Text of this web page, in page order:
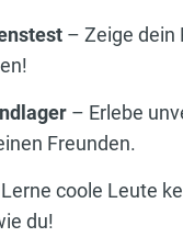
– Zeige dein
– Erlebe
Freunden.
coole Leute
du!